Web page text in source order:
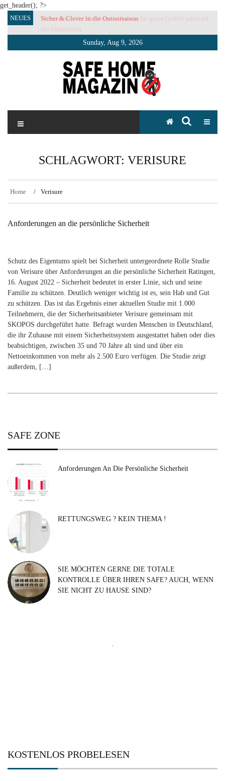
get_header(); ?>
Skip
content
NEUES Sicher & Clever in die Outoorsaison
Vertrauensvolle Nachbarschaft sorgt für gutes Gefühl während
der Urlaubszeit
Sunday, Aug 9, 2026
SAFE HOME Magazin
SCHLAGWORT: VERISURE
Home Verisure
Anforderungen an die persönliche Sicherheit
Schutz des Eigentums spielt bei Sicherheit untergeordnete Rolle Studie
von Verisure über Anforderungen an die persönliche Sicherheit Ratingen,
16. August 2022 – Sicherheit bedeutet in erster Linie, sich und seine
Familie zu schützen. Deutlich weniger wichtig ist es, sein Hab und Gut
zu schützen. Das ist das Ergebnis einer aktuellen Studie mit 1.000
Teilnehmern, die der Sicherheitsanbieter Verisure gemeinsam mit
SKOPOS durchgeführt hatte. Befragt wurden Menschen in Deutschland,
die ihr Zuhause mit einem Sicherheitssystem ausgestattet haben oder dies
beabsichtigen, zwischen 35 und 70 Jahre alt sind und über ein
Nettoeinkommen von mehr als 2.500 Euro verfügen. Die Studie zeigt
außerdem, […]
SAFE ZONE
Anforderungen An Die Persönliche Sicherheit
RETTUNGSWEG ? KEIN THEMA !
SIE MÖCHTEN GERNE DIE TOTALE
KONTROLLE ÜBER IHREN SAFE? AUCH, WENN
SIE NICHT ZU HAUSE SIND?
KOSTENLOS PROBELESEN